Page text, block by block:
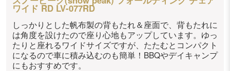
ワイド RD LV-077RD
しっかりとした帆布製の背もたれ＆座面で、背もたれに
は角度を設けたので座り心地もアップしています。ゆっ
たりと座れるワイドサイズですが、たたむとコンパクト
になるので車に積み込むのも簡単！BBQやデイキャンプ
にもおすすめです。